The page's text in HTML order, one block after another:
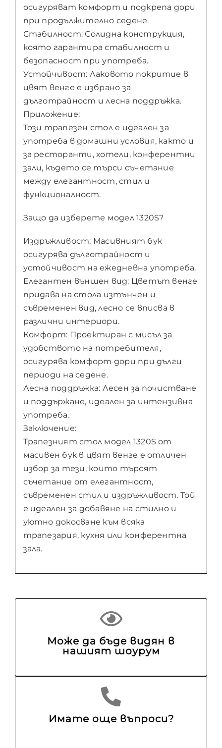
осигуряват комфорт и подкрепа дори
при продължително седене.
Стабилност: Солидна конструкция,
която гарантира стабилност и
безопасност при употреба.
Устойчивост: Лаковото покритие в
цвят венге е избрано за
дълготрайност и лесна поддръжка.
Приложение:
Този трапезен стол е идеален за
употреба в домашни условия, както и
за ресторанти, хотели, конферентни
зали, където се търси съчетание
между елегантност, стил и
функционалност.
Защо да изберете модел 1320S?
Издръжливост: Масивният бук
осигурява дълготрайност и
устойчивост на ежедневна употреба.
Елегантен външен вид: Цветът венге
придава на стола изтънчен и
съвременен вид, лесно се вписва в
различни интериори.
Комфорт: Проектиран с мисъл за
удобството на потребителя,
осигурява комфорт дори при дълги
периоди на седене.
Лесна поддръжка: Лесен за почистване
и поддържане, идеален за интензивна
употреба.
Заключение:
Трапезният стол модел 1320S от
масивен бук в цвят венге е отличен
избор за тези, които търсят
съчетание от елегантност,
съвременен стил и издръжливост. Той
е идеален за добавяне на стилно и
уютно докосване към всяка
трапезария, кухня или конферентна
зала.
Може да бъде видян в
нашият шоурум
Имате още въпроси?